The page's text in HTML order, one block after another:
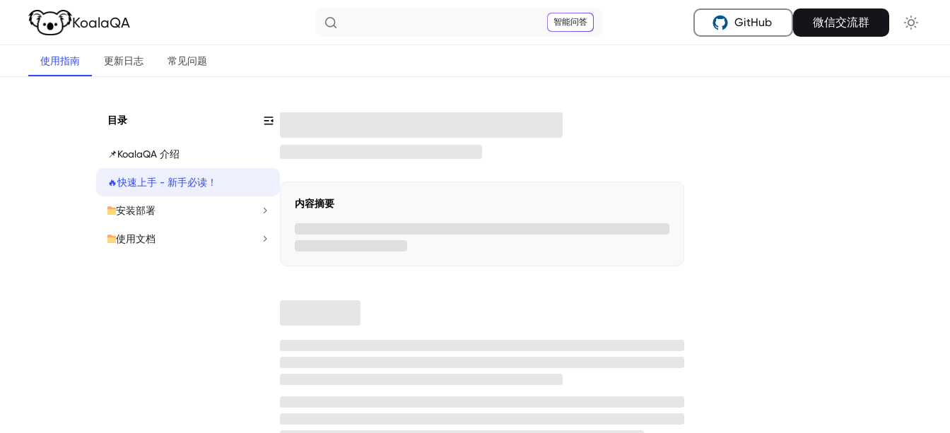
KoalaQA 智能问答 GitHub 微信交流群
使用指南 更新日志 常见问题
目录
📌KoalaQA 介绍
🔥快速上手 - 新手必读！
安装部署
使用文档
内容摘要